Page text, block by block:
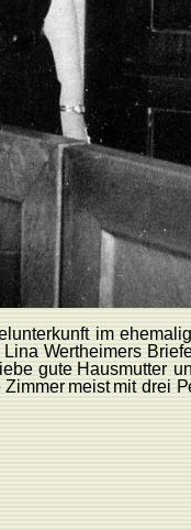
im
Lina Wertheimers
gute Hausmutter
Zimmermeistmit drei P